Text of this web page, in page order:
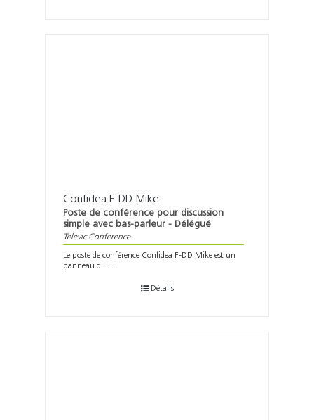
Confidea F-DD Mike
Poste de conférence pour discussion
simple avec bas-parleur - Délégué
Televic Conference
Le poste de conférence Confidea F-DD Mike est un
panneau d . . .
Détails